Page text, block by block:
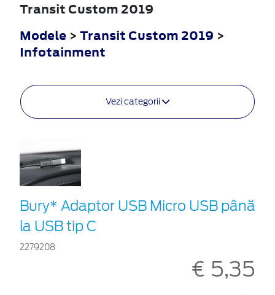
Transit Custom 2019
Modele > Transit Custom 2019 >
Infotainment
Vezi categorii
Bury* Adaptor USB Micro USB până
la USB tip C
2279208
€ 5,35